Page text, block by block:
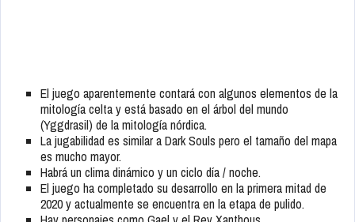
El juego aparentemente contará con algunos elementos de la
mitología celta y está basado en el árbol del mundo
(Yggdrasil) de la mitología nórdica.
La jugabilidad es similar a Dark Souls pero el tamaño del mapa
es mucho mayor.
Habrá un clima dinámico y un ciclo día / noche.
El juego ha completado su desarrollo en la primera mitad de
2020 y actualmente se encuentra en la etapa de pulido.